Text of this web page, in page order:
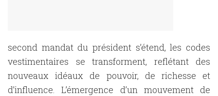
second mandat du président s’étend, les codes
vestimentaires se transforment, reflétant des
nouveaux idéaux de pouvoir, de richesse et
d’influence. L’émergence d’un mouvement de